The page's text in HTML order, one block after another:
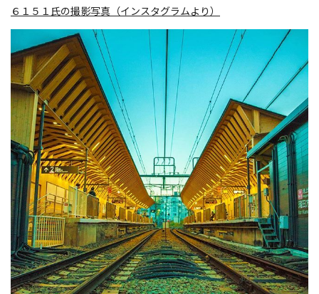
６１５１氏の撮影写真（インスタグラムより）